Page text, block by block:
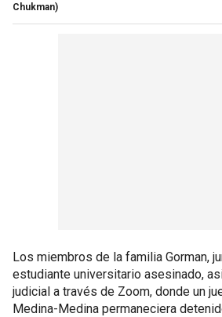
Chukman)
Los miembros de la familia Gorman,
estudiante universitario asesinado,
judicial a través de Zoom, donde un
Medina-Medina permaneciera